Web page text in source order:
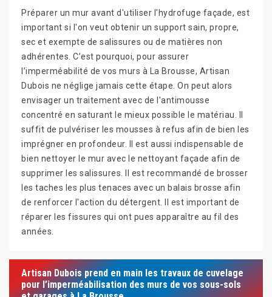
Préparer un mur avant d'utiliser l'hydrofuge façade, est
important si l'on veut obtenir un support sain, propre,
sec et exempte de salissures ou de matières non
adhérentes. C’est pourquoi, pour assurer
l’imperméabilité de vos murs à La Brousse, Artisan
Dubois ne néglige jamais cette étape. On peut alors
envisager un traitement avec de l'antimousse
concentré en saturant le mieux possible le matériau. Il
suffit de pulvériser les mousses à refus afin de bien les
imprégner en profondeur. Il est aussi indispensable de
bien nettoyer le mur avec le nettoyant façade afin de
supprimer les salissures. Il est recommandé de brosser
les taches les plus tenaces avec un balais brosse afin
de renforcer l'action du détergent. Il est important de
réparer les fissures qui ont pues apparaître au fil des
années.
Artisan Dubois prend en main les travaux de cuvelage
pour l’imperméabilisation des murs de vos sous-sols